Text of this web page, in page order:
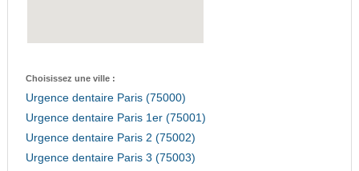
Choisissez une ville :
Urgence dentaire Paris (75000)
Urgence dentaire Paris 1er (75001)
Urgence dentaire Paris 2 (75002)
Urgence dentaire Paris 3 (75003)